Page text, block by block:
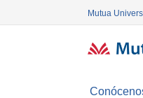
Mutua